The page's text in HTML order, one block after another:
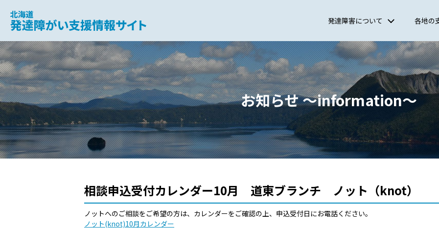
発達障害について 各地の
お知らせ ～information～
相談申込受付カレンダー10月 道東ブランチ ノット（knot）
ノットへのご相談をご希望の方は、カレンダーをご確認の上、申込受付日にお電話ください。
ノット(knot)10月カレンダー